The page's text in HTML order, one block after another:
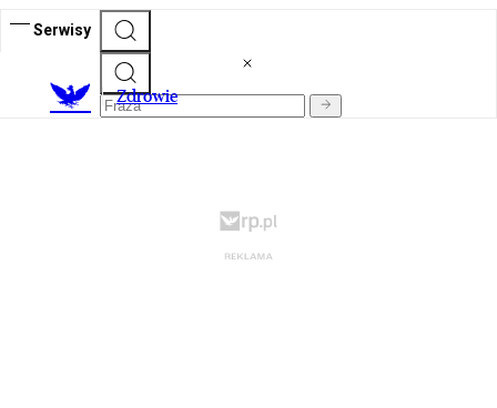
Serwisy
Zdrowie